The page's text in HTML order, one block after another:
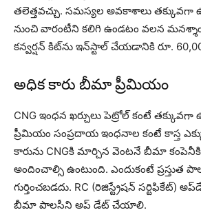
తలెత్తవచ్చు. సమస్యల అవకాశాలు తక్కువగా
నుంచి వారంటీని కలిగి ఉండటం వలన
కన్వర్షన్ కిట్‌ను ఇన్‌స్టాల్ చేయడానికి రూ.
అధిక కారు బీమా ప్రీమియం
CNG ఇంధన ఖర్చులు పెట్రోల్ కంటే
ప్రీమియం సంప్రదాయ ఇంధనాల కంటే కాస్త‌
కారును CNGకి మార్చిన వెంటనే బీమా
అందించాల్సి ఉంటుంది. ఎందుకంటే ప్రస్తుత
గుర్తించబడదు. RC (రిజిస్ట్రేషన్ సర్టిఫికేట్)
బీమా పాల‌సీని అప్ డేట్ చేయాలి.